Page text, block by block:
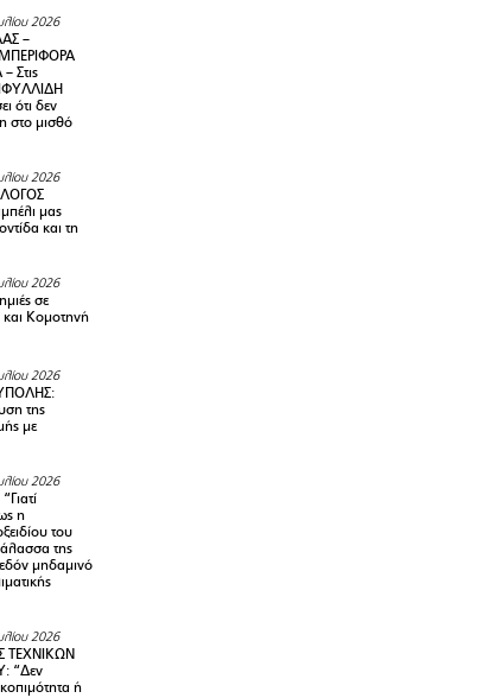
2026
–
Στις
ότι δεν
στο μισθό
2026
μας
και τη
2026
σε
Κομοτηνή
2026
της
με
2026
η
του
της
μηδαμινό
2026
ΤΕΧΝΙΚΩΝ
“Δεν
ή